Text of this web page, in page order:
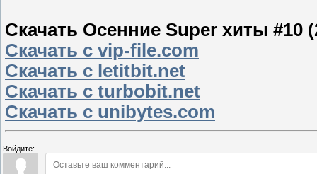
Скачать Осенние Super хиты #10
Скачать с vip-file.com
Скачать с letitbit.net
Скачать с turbobit.net
Скачать с unibytes.com
Войдите: